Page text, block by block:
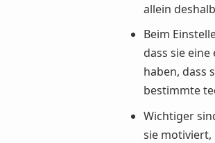
allein
Beim
dass sie
haben, dass
bestimmte
Wichtiger
sie motiviert,